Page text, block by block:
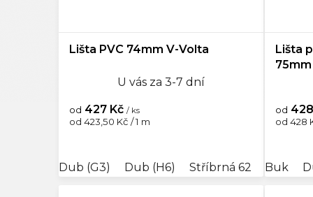
Lišta PVC 74mm V-Volta
U vás za 3-7 dní
od 427 Kč / ks
Měrná
od 423,50 Kč / 1 m
Dub (G3) Dub (H6) Stříbrná 62 Jilm F6
Lišta
75mm
od
Měrná
od 428
Buk